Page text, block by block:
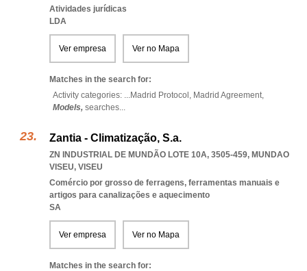
Atividades jurídicas
LDA
Ver empresa Ver no Mapa
Matches in the search for:
Activity categories: ...Madrid Protocol, Madrid Agreement,
Models, searches...
Zantia - Climatização, S.a.
ZN INDUSTRIAL DE MUNDÃO LOTE 10A, 3505-459, MUNDAO
VISEU, VISEU
Comércio por grosso de ferragens, ferramentas manuais e
artigos para canalizações e aquecimento
SA
Ver empresa Ver no Mapa
Matches in the search for: